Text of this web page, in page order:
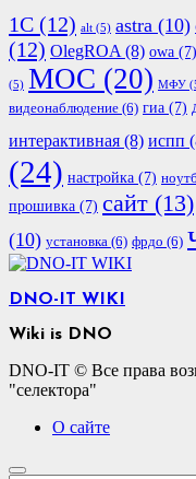
1С (12) alt (5) astra (10)
(12) OlegROA (8) owa (7)
(5) МОС (20) МФУ
видеонаблюдение (6) гиа (7)
интерактивная (8) испп
(24) настройка (7)
прошивка (7) сайт (13)
(10) установка (6) фрдо (6)
DNO-IT WIKI
Wiki is DNO
DNO-IT © Все права
"селектора"
О сайте